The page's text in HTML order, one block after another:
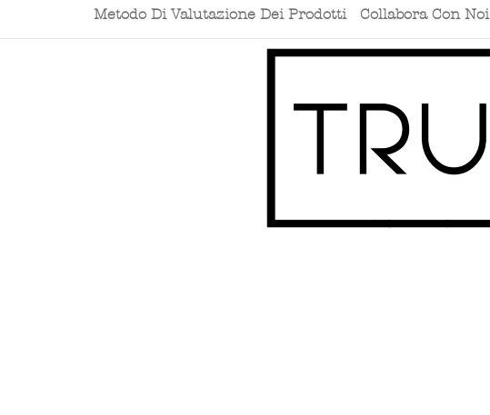
Metodo Di Valutazione Dei Prodotti Collabora Con Noi